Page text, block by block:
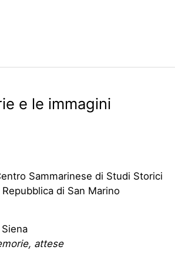
e le immagini
Sammarinese di Studi Storici
di San Marino
attese